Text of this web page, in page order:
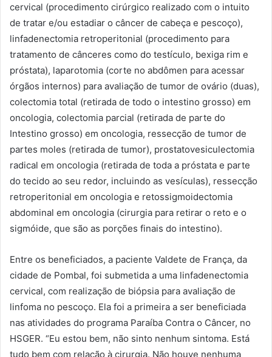
cervical (procedimento cirúrgico realizado com o intuito
de tratar e/ou estadiar o câncer de cabeça e pescoço),
linfadenectomia retroperitonial (procedimento para
tratamento de cânceres como do testículo, bexiga rim e
próstata), laparotomia (corte no abdômen para acessar
órgãos internos) para avaliação de tumor de ovário (duas),
colectomia total (retirada de todo o intestino grosso) em
oncologia, colectomia parcial (retirada de parte do
Intestino grosso) em oncologia, ressecção de tumor de
partes moles (retirada de tumor), prostatovesiculectomia
radical em oncologia (retirada de toda a próstata e parte
do tecido ao seu redor, incluindo as vesículas), ressecção
retroperitonial em oncologia e retossigmoidectomia
abdominal em oncologia (cirurgia para retirar o reto e o
sigmóide, que são as porções finais do intestino).
Entre os beneficiados, a paciente Valdete de França, da
cidade de Pombal, foi submetida a uma linfadenectomia
cervical, com realização de biópsia para avaliação de
linfoma no pescoço. Ela foi a primeira a ser beneficiada
nas atividades do programa Paraíba Contra o Câncer, no
HSGER. “Eu estou bem, não sinto nenhum sintoma. Está
tudo bem com relação à cirurgia. Não houve nenhuma